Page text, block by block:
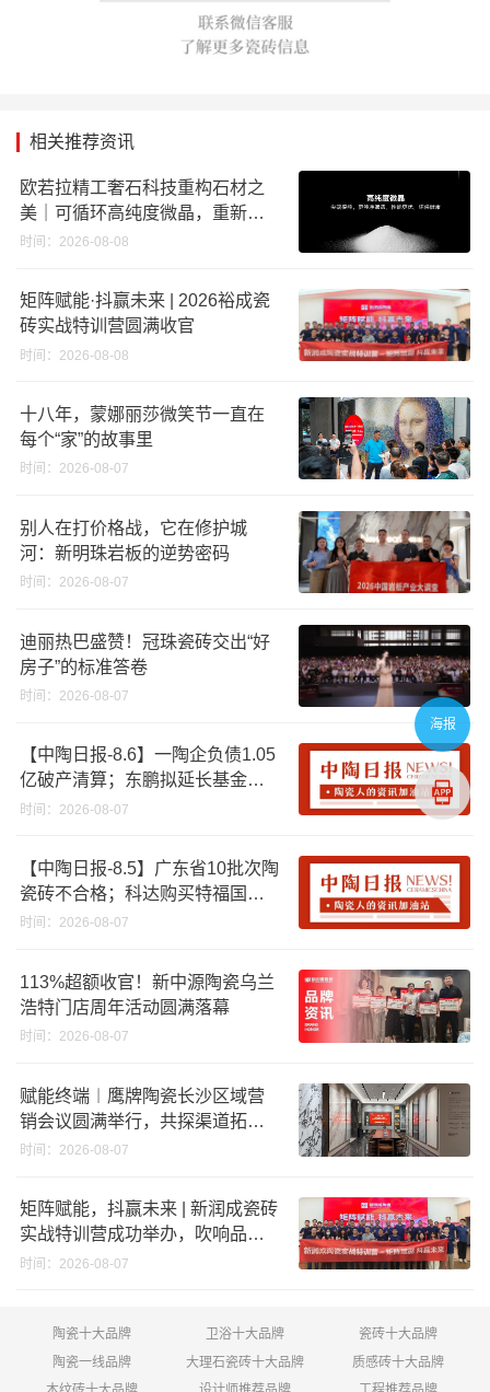
相关推荐资讯
欧若拉精工奢石科技重构石材之
美｜可循环高纯度微晶，重新定
义高端奢石原料
时间：2026-08-08
矩阵赋能·抖赢未来 | 2026裕成瓷
砖实战特训营圆满收官
时间：2026-08-08
十八年，蒙娜丽莎微笑节一直在
每个“家”的故事里
时间：2026-08-07
别人在打价格战，它在修护城
河：新明珠岩板的逆势密码
时间：2026-08-07
迪丽热巴盛赞！冠珠瓷砖交出“好
房子”的标准答卷
时间：2026-08-07
【中陶日报-8.6】一陶企负债1.05
亿破产清算；东鹏拟延长基金投
资期限；工信部开展建陶行业能
时间：2026-08-07
【中陶日报-8.5】广东省10批次陶
瓷砖不合格；科达购买特福国际
股份申请未通过；蒙娜丽莎5千万
破18亿元
时间：2026-08-07
113%超额收官！新中源陶瓷乌兰
浩特门店周年活动圆满落幕
时间：2026-08-07
赋能终端︱鹰牌陶瓷长沙区域营
销会议圆满举行，共探渠道拓展
与门店升级新路径
时间：2026-08-07
矩阵赋能，抖赢未来 | 新润成瓷砖
实战特训营成功举办，吹响品牌
秋季营销冲锋号！
时间：2026-08-07
陶瓷十大品牌 卫浴十大品牌
瓷砖十大品牌
陶瓷一线品牌
大理石瓷砖十大品牌
质感砖十大品牌
海报